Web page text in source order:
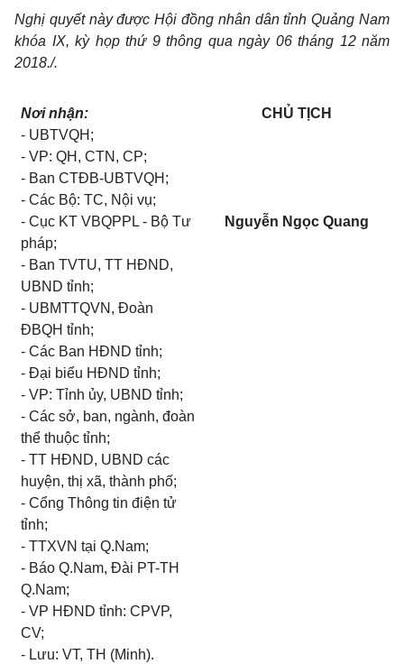
Nghị quyết này được Hội đồng nhân dân tỉnh Quảng Nam
khóa IX, kỳ họp thứ 9 thông qua ngày 06 tháng 12 năm
2018./.
Nơi nhận:
- UBTVQH;
- VP: QH, CTN, CP;
- Ban CTĐB-UBTVQH;
- Các Bộ: TC, Nội vụ;
- Cục KT VBQPPL - Bộ Tư
pháp;
- Ban TVTU, TT HĐND,
UBND tỉnh;
- UBMTTQVN, Đoàn
ĐBQH tỉnh;
- Các Ban HĐND tỉnh;
- Đại biểu HĐND tỉnh;
- VP: Tỉnh ủy, UBND tỉnh;
- Các sở, ban, ngành, đoàn
thể thuộc tỉnh;
- TT HĐND, UBND các
huyện, thị xã, thành phố;
- Cổng Thông tin điện tử
tỉnh;
- TTXVN tại Q.Nam;
- Báo Q.Nam, Đài PT-TH
Q.Nam;
- VP HĐND tỉnh: CPVP,
CV;
- Lưu: VT, TH (Minh).
CHỦ TỊCH
Nguyễn Ngọc Quang